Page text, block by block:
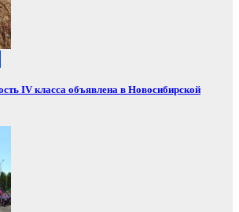
IV класса объявлена в Новосибирской